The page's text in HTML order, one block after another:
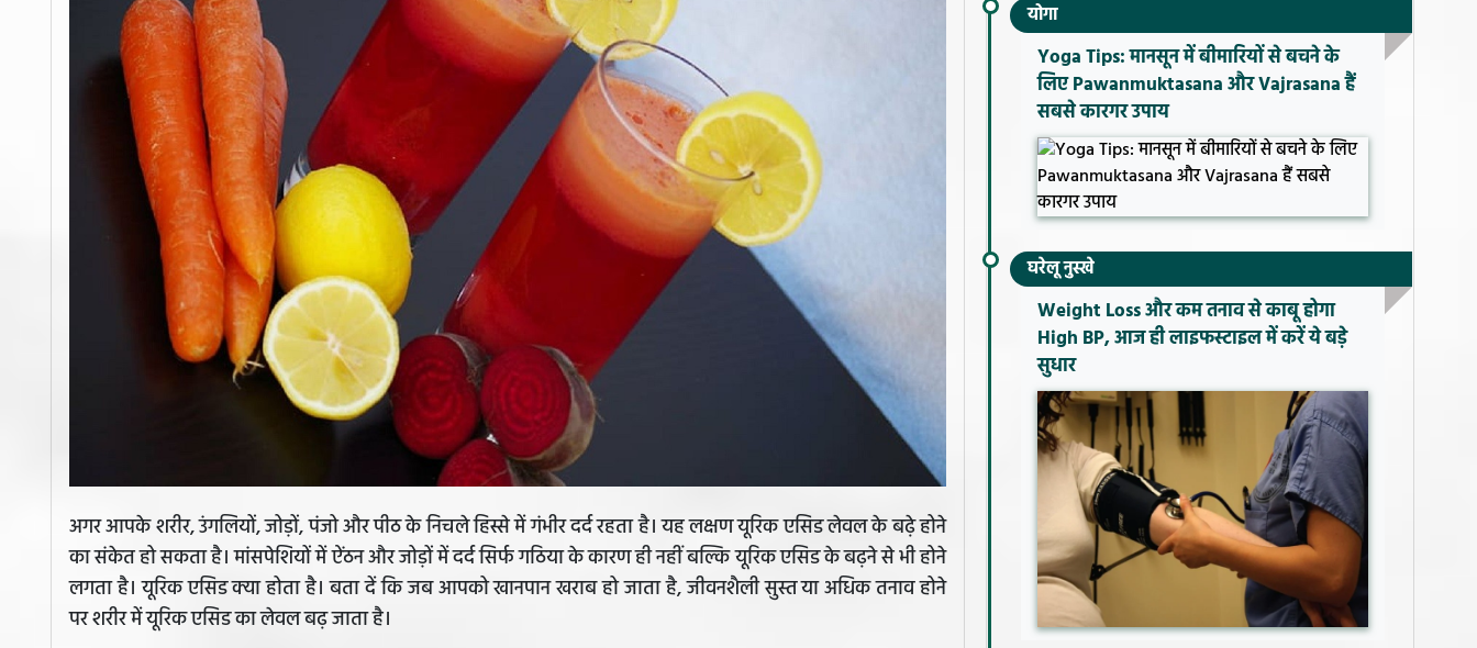
अगर आपके शरीर, उंगलियों, जोड़ों, पंजो और पीठ के निचले हिस्से में गंभीर दर्द रहता है। यह लक्षण यूरिक एसिड लेवल के बढ़े होने
का संकेत हो सकता है। मांसपेशियों में ऐंठन और जोड़ों में दर्द सिर्फ गठिया के कारण ही नहीं बल्कि यूरिक एसिड के बढ़ने से भी होने
लगता है। यूरिक एसिड क्या होता है। बता दें कि जब आपको खानपान खराब हो जाता है, जीवनशैली सुस्त या अधिक तनाव होने
पर शरीर में यूरिक एसिड का लेवल बढ़ जाता है।
योगा
Yoga Tips: मानसून में बीमारियों से बचने के
लिए Pawanmuktasana और Vajrasana हैं
सबसे कारगर उपाय
घरेलू नुस्खे
Weight Loss और कम तनाव से काबू होगा
High BP, आज ही लाइफस्टाइल में करें ये बड़े
सुधार